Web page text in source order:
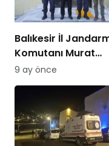
Balıkesir İl
Komutanı Murat
Özer’den Edremit
9 ay önce